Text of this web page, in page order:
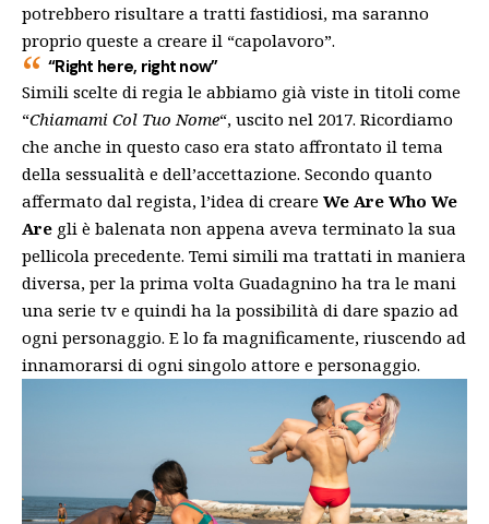
potrebbero risultare a tratti fastidiosi, ma saranno
proprio queste a creare il “capolavoro”.
“Right here, right now”
Simili scelte di regia le abbiamo già viste in titoli come
“Chiamami Col Tuo Nome“, uscito nel 2017. Ricordiamo
che anche in questo caso era stato affrontato il tema
della sessualità e dell’accettazione. Secondo quanto
affermato dal regista, l’idea di creare We Are Who We
Are gli è balenata non appena aveva terminato la sua
pellicola precedente. Temi simili ma trattati in maniera
diversa, per la prima volta Guadagnino ha tra le mani
una serie tv e quindi ha la possibilità di dare spazio ad
ogni personaggio. E lo fa magnificamente, riuscendo ad
innamorarsi di ogni singolo attore e personaggio.